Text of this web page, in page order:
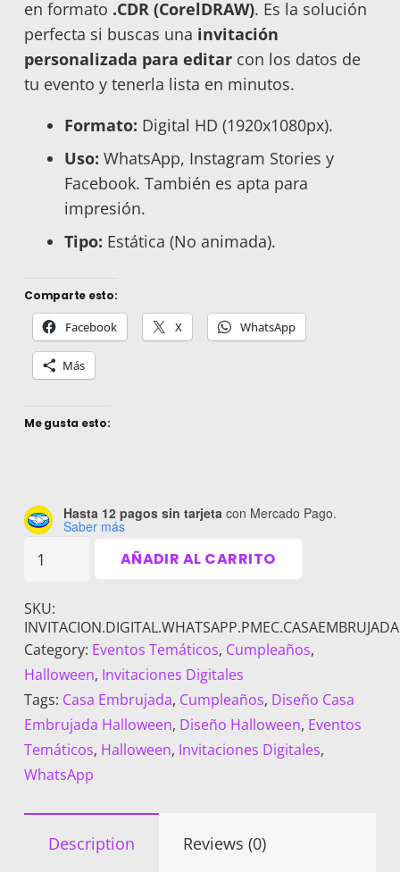
en formato .CDR (CorelDRAW). Es la solución
perfecta si buscas una invitación
personalizada para editar con los datos de
tu evento y tenerla lista en minutos.
Formato: Digital HD (1920x1080px).
Uso: WhatsApp, Instagram Stories y
Facebook. También es apta para
impresión.
Tipo: Estática (No animada).
Comparte esto:
Facebook X WhatsApp
Más
Me gusta esto:
Hasta 12 pagos sin tarjeta con Mercado Pago.
Saber más
Personalizada
para
WhatsApp
-
Diseño
Casa
Embrujada
Halloween
AÑADIR AL CARRITO
SKU:
INVITACION.DIGITAL.WHATSAPP.PMEC.CASAEMBRUJADA
Category: Eventos Temáticos, Cumpleaños,
Halloween, Invitaciones Digitales
Tags: Casa Embrujada, Cumpleaños, Diseño Casa
Embrujada Halloween, Diseño Halloween, Eventos
Temáticos, Halloween, Invitaciones Digitales,
WhatsApp
Description Reviews (0)